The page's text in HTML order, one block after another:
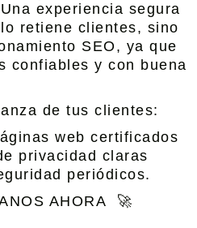
experiencia segura
retiene clientes, sino
SEO, ya que
confiables y con buena
de tus clientes:
web certificados
privacidad claras
periódicos.
AHORA 🚀